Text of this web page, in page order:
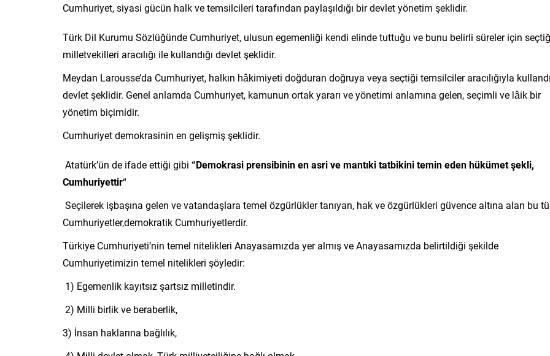
Cumhuriyet, siyasi gücün halk ve temsilcileri tarafından paylaşıldığı bir devlet yönetim şeklidir.
Türk Dil Kurumu Sözlüğünde Cumhuriyet, ulusun egemenliği kendi elinde tuttuğu ve bunu belirli süreler için
milletvekilleri aracılığı ile kullandığı devlet şeklidir.
Meydan Larousse’da Cumhuriyet, halkın hâkimiyeti doğduran doğruya veya seçtiği temsilciler aracılığıyla
devlet şeklidir. Genel anlamda Cumhuriyet, kamunun ortak yararı ve yönetimi anlamına gelen, seçimli ve lâik bir
yönetim biçimidir.
Cumhuriyet demokrasinin en gelişmiş şeklidir.
Atatürk’ün de ifade ettiği gibi “Demokrasi prensibinin en asri ve mantıki tatbikini temin eden hükümet şekli,
Cumhuriyettir“
Seçilerek işbaşına gelen ve vatandaşlara temel özgürlükler tanıyan, hak ve özgürlükleri güvence altına alan bu
Cumhuriyetler,demokratik Cumhuriyetlerdir.
Türkiye Cumhuriyeti’nin temel nitelikleri Anayasamızda yer almış ve Anayasamızda belirtildiği şekilde
Cumhuriyetimizin temel nitelikleri şöyledir:
1) Egemenlik kayıtsız şartsız milletindir.
2) Milli birlik ve beraberlik,
3) İnsan haklarına bağlılık,